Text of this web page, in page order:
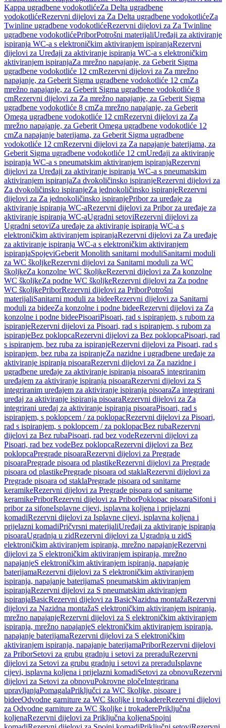
Kappa ugradbene vodokotlićeZa Delta ugradbene
vodokotlićeRezervni dijelovi za Za Delta ugradbene vodokotlićeZa
Twinline ugradbene vodokotlićeRezervni dijelovi za Za Twinline
ugradbene vodokotlićePriborPotrošni materijaliUređaji za aktiviranje
ispiranja WC-a s elektroničkim aktiviranjem ispiranjaRezervni
dijelovi za Uređaji za aktiviranje ispiranja WC-a s elektroničkim
aktiviranjem ispiranjaZa mrežno napajanje, za Geberit Sigma
ugradbene vodokotliće 12 cmRezervni dijelovi za Za mrežno
napajanje, za Geberit Sigma ugradbene vodokotliće 12 cmZa
mrežno napajanje, za Geberit Sigma ugradbene vodokotliće 8
cmRezervni dijelovi za Za mrežno napajanje, za Geberit Sigma
ugradbene vodokotliće 8 cmZa mrežno napajanje, za Geberit
Omega ugradbene vodokotliće 12 cmRezervni dijelovi za Za
mrežno napajanje, za Geberit Omega ugradbene vodokotliće 12
cmZa napajanje baterijama, za Geberit Sigma ugradbene
vodokotliće 12 cmRezervni dijelovi za Za napajanje baterijama, za
Geberit Sigma ugradbene vodokotliće 12 cmUređaji za aktiviranje
ispiranja WC-a s pneumatskim aktiviranjem ispiranjaRezervni
dijelovi za Uređaji za aktiviranje ispiranja WC-a s pneumatskim
aktiviranjem ispiranjaZa dvokoličinsko ispiranjeRezervni dijelovi za
Za dvokoličinsko ispiranjeZa jednokoličinsko ispiranjeRezervni
dijelovi za Za jednokoličinsko ispiranjePribor za uređaje za
aktiviranje ispiranja WC-aRezervni dijelovi za Pribor za uređaje za
aktiviranje ispiranja WC-aUgradni setoviRezervni dijelovi za
Ugradni setoviZa uređaje za aktiviranje ispiranja WC-a s
elektroničkim aktiviranjem ispiranjaRezervni dijelovi za Za uređaje
za aktiviranje ispiranja WC-a s elektroničkim aktiviranjem
ispiranjaSpojeviGeberit Monolith sanitarni moduliSanitarni moduli
za WC školjkeRezervni dijelovi za Sanitarni moduli za WC
školjkeZa konzolne WC školjkeRezervni dijelovi za Za konzolne
WC školjkeZa podne WC školjkeRezervni dijelovi za Za podne
WC školjkePriborRezervni dijelovi za PriborPotrošni
materijaliSanitarni moduli za bideeRezervni dijelovi za Sanitarni
moduli za bideeZa konzolne i podne bideeRezervni dijelovi za Za
konzolne i podne bideePisoariPisoari, rad s ispiranjem, s rubom za
ispiranjeRezervni dijelovi za Pisoari, rad s ispiranjem, s rubom za
ispiranjeBez poklopcaRezervni dijelovi za Bez poklopcaPisoari, rad
s ispiranjem, bez ruba za ispiranjeRezervni dijelovi za Pisoari, rad s
ispiranjem, bez ruba za ispiranjeZa nazidne i ugradbene uređaje za
aktiviranje ispiranja pisoaraRezervni dijelovi za Za nazidne i
ugradbene uređaje za aktiviranje ispiranja pisoaraS integriranim
uređajem za aktiviranje ispiranja pisoaraRezervni dijelovi za S
integriranim uređajem za aktiviranje ispiranja pisoaraZa integrirani
uređaj za aktiviranje ispiranja pisoaraRezervni dijelovi za Za
integrirani uređaj za aktiviranje ispiranja pisoaraPisoari, rad s
ispiranjem, s poklopcem / za poklopacRezervni dijelovi za Pisoari,
rad s ispiranjem, s poklopcem / za poklopacBez rubaRezervni
dijelovi za Bez rubaPisoari, rad bez vodeRezervni dijelovi za
Pisoari, rad bez vodeBez poklopcaRezervni dijelovi za Bez
poklopcaPregrade pisoaraRezervni dijelovi za Pregrade
pisoaraPregrade pisoara od plastikeRezervni dijelovi za Pregrade
pisoara od plastikePregrade pisoara od staklaRezervni dijelovi za
Pregrade pisoara od staklaPregrade pisoara od sanitarne
keramikeRezervni dijelovi za Pregrade pisoara od sanitarne
keramikePriborRezervni dijelovi za PriborPoklopac pisoaraSifoni i
pribor za sifoneIsplavne cijevi, isplavna koljena i prijelazni
komadiRezervni dijelovi za Isplavne cijevi, isplavna koljena i
prijelazni komadiPričvrsni materijaliUređaji za aktiviranje ispiranja
pisoaraUgradnja u zidRezervni dijelovi za Ugradnja u zidS
elektroničkim aktiviranjem ispiranja, mrežno napajanjeRezervni
dijelovi za S elektroničkim aktiviranjem ispiranja, mrežno
napajanjeS elektroničkim aktiviranjem ispiranja, napajanje
baterijamaRezervni dijelovi za S elektroničkim aktiviranjem
ispiranja, napajanje baterijamaS pneumatskim aktiviranjem
ispiranjaRezervni dijelovi za S pneumatskim aktiviranjem
ispiranjaBasicRezervni dijelovi za BasicNazidna montažaRezervni
dijelovi za Nazidna montažaS elektroničkim aktiviranjem ispiranja,
mrežno napajanjeRezervni dijelovi za S elektroničkim aktiviranjem
ispiranja, mrežno napajanjeS elektroničkim aktiviranjem ispiranja,
napajanje baterijamaRezervni dijelovi za S elektroničkim
aktiviranjem ispiranja, napajanje baterijamaPriborRezervni dijelovi
za PriborSetovi za grubu gradnju i setovi za preraduRezervni
dijelovi za Setovi za grubu gradnju i setovi za preraduIsplavne
cijevi, isplavna koljena i prijelazni komadiSetovi za obnovuRezervni
dijelovi za Setovi za obnovuPokrovne pločeIntegrirana
upravljanjaPomagalaPriključci za WC školjke, pisoare i
bideeOdvodne garniture za WC školjke i trokadereRezervni dijelovi
za Odvodne garniture za WC školjke i trokaderePriključna
koljenaRezervni dijelovi za Priključna koljenaSpojni